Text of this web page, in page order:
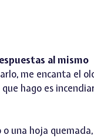
al mismo
me encanta el
hago es
una hoja